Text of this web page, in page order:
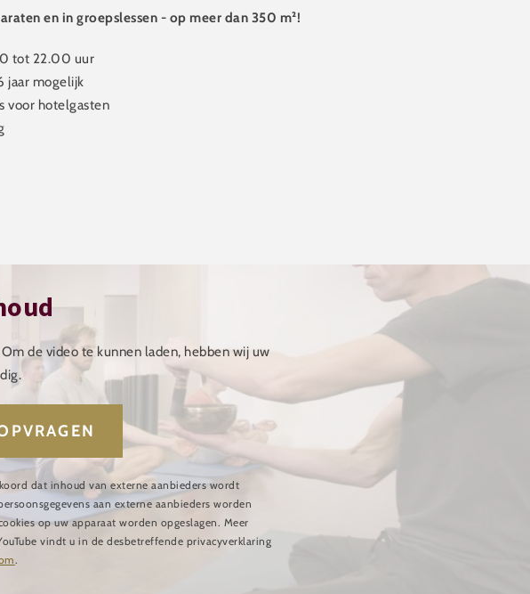
en in groepslessen - op meer dan 350 m²!
tot 22.00 uur
jaar mogelijk
voor hotelgasten
de video te kunnen laden, hebben wij uw
dat inhoud van externe aanbieders wordt
aan externe aanbieders worden
op uw apparaat worden opgeslagen. Meer
vindt u in de desbetreffende privacyverklaring
.